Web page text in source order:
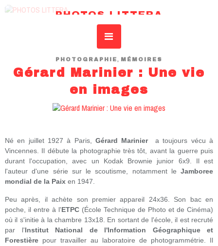
PHOTOS LITTERA
REVUE DE L’IDSAR – INSTITUT DROIT SCIENCES ART RECHERCHE
PHOTOGRAPHIE, MÉMOIRES
Gérard Marinier : Une vie
en images
Né en juillet 1927 à Paris, Gérard Mariniera toujours vécu à
Vincennes. Il débute la photographie très tôt, avant la guerre puis
durant l'occupation, avec un Kodak Brownie junior 6x9. Il est
l'auteur d'une série sur le scoutisme, notamment le Jamboree
mondial de la Paix en 1947.
Peu après, il achète son premier appareil 24x36. Son bac en
poche, il entre à l'ETPC (École Technique de Photo et de Cinéma)
où il s'initie à la chambre 13x18. En sortant de l'école, il est recruté
par l'Institut National de l'Information Géographique et
Forestière pour travailler au laboratoire de photogrammétrie. Il